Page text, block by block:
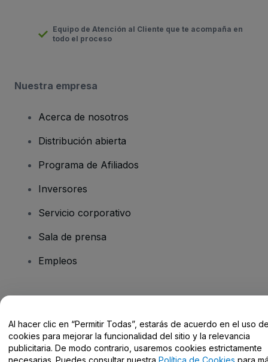
Equipo de Atención al Cliente que te acompaña en
todo el proceso
Nuestra empresa
Acerca de nosotros
Distribución abierta
Programa de Afiliados
Inversores
Servicio corporativo
Sala de prensa
Empleos
Centro de Ayuda / Contacto
Al hacer clic en “Permitir Todas”, estarás de acuerdo en el uso
cookies para mejorar la funcionalidad del sitio y la relevancia
publicitaria. De modo contrario, usaremos cookies estrictamente
necesarias. Puedes consultar nuestra Política de Cookies para